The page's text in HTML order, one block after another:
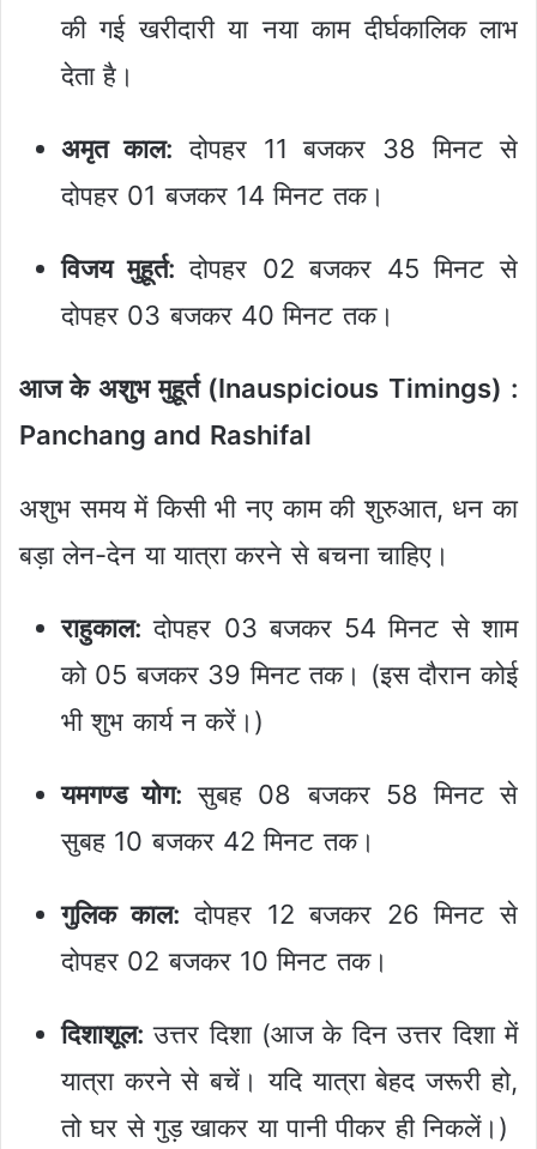
की गई खरीदारी या नया काम दीर्घकालिक लाभ
देता है।
अमृत काल: दोपहर 11 बजकर 38 मिनट से
दोपहर 01 बजकर 14 मिनट तक।
विजय मुहूर्त: दोपहर 02 बजकर 45 मिनट से
दोपहर 03 बजकर 40 मिनट तक।
आज के अशुभ मुहूर्त (Inauspicious Timings) :
Panchang and Rashifal
अशुभ समय में किसी भी नए काम की शुरुआत, धन का
बड़ा लेन-देन या यात्रा करने से बचना चाहिए।
राहुकाल: दोपहर 03 बजकर 54 मिनट से शाम
को 05 बजकर 39 मिनट तक। (इस दौरान कोई
भी शुभ कार्य न करें।)
यमगण्ड योग: सुबह 08 बजकर 58 मिनट से
सुबह 10 बजकर 42 मिनट तक।
गुलिक काल: दोपहर 12 बजकर 26 मिनट से
दोपहर 02 बजकर 10 मिनट तक।
दिशाशूल: उत्तर दिशा (आज के दिन उत्तर दिशा में
यात्रा करने से बचें। यदि यात्रा बेहद जरूरी हो,
तो घर से गुड़ खाकर या पानी पीकर ही निकलें।)